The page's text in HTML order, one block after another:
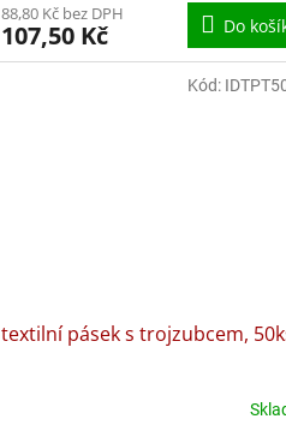
88,80 Kč bez DPH
107,50 Kč Do
textilní pásek s trojzubcem,
Kód: